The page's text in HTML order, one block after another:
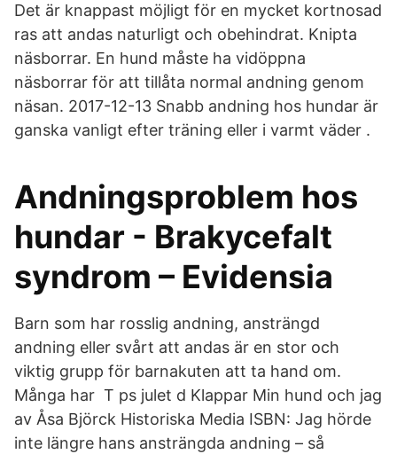
Det är knappast möjligt för en mycket kortnosad
ras att andas naturligt och obehindrat. Knipta
näsborrar. En hund måste ha vidöppna
näsborrar för att tillåta normal andning genom
näsan. 2017-12-13 Snabb andning hos hundar är
ganska vanligt efter träning eller i varmt väder .
Andningsproblem hos
hundar - Brakycefalt
syndrom – Evidensia
Barn som har rosslig andning, ansträngd
andning eller svårt att andas är en stor och
viktig grupp för barnakuten att ta hand om.
Många har T ps julet d Klappar Min hund och jag
av Åsa Björck Historiska Media ISBN: Jag hörde
inte längre hans ansträngda andning – så